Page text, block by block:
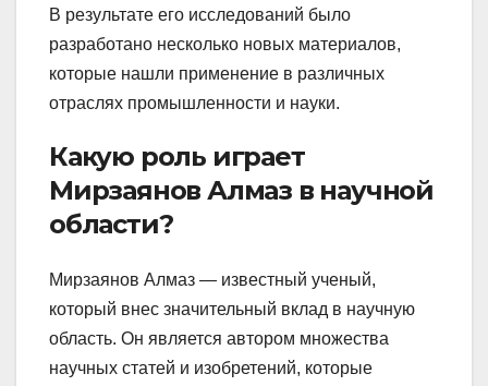
В результате его исследований было
разработано несколько новых материалов,
которые нашли применение в различных
отраслях промышленности и науки.
Какую роль играет
Мирзаянов Алмаз в научной
области?
Мирзаянов Алмаз — известный ученый,
который внес значительный вклад в научную
область. Он является автором множества
научных статей и изобретений, которые